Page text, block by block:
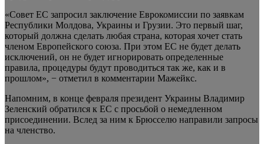
«Совет ЕС запросил заключение Еврокомиссии по заявкам
Республики Молдова, Украины и Грузии. Это первый шаг,
который должна сделать любая страна, которая хочет стать
членом Европейского союза. При этом ЕС не будет делать
исключений, он не будет игнорировать определенные
правила, процедуры будут проводиться так же, как и в
прошлом», − отметил в комментарии Мажейкс.
Напомним, в конце февраля президент Украины Владимир
Зеленский обратился к ЕС с просьбой о немедленном
присоединении. Вслед за ним к Брюсселю направили запросы
на членство.